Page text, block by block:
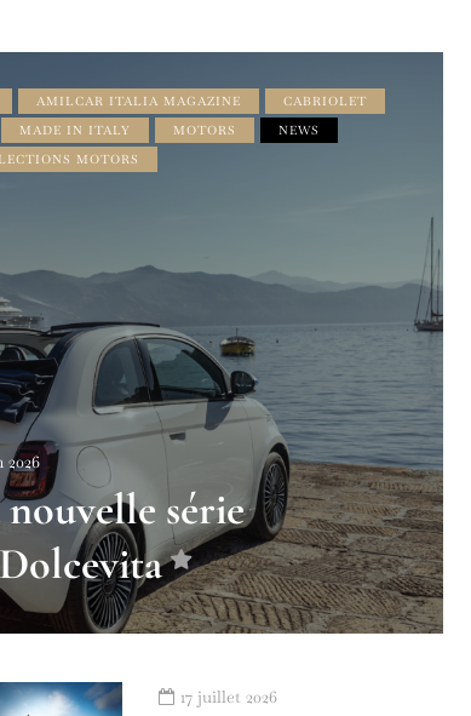
AMILCAR ITALIA MAGAZINE
CABRIOLET
MADE IN ITALY MOTORS
NEWS
MOTORS
série
17 juillet 2026